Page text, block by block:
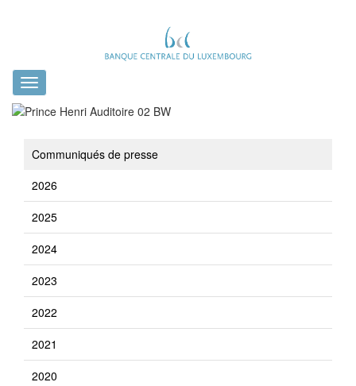
Toggle
navigation
Communiqués de presse
2026
2025
2024
2023
2022
2021
2020